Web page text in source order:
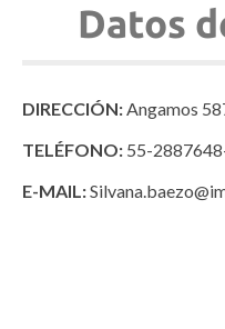
Datos
DIRECCIÓN:Angamos
TELÉFONO: 55-
E-MAIL: